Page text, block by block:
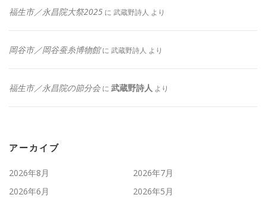
福生市／永昌院大祭2025 に 武蔵野詩人 より
岡谷市／岡谷蚕糸博物館に 武蔵野詩人 より
福生市／永昌院の節分会に 武蔵野詩人 より
アーカイブ
2026年8月
2026年7月
2026年6月
2026年5月